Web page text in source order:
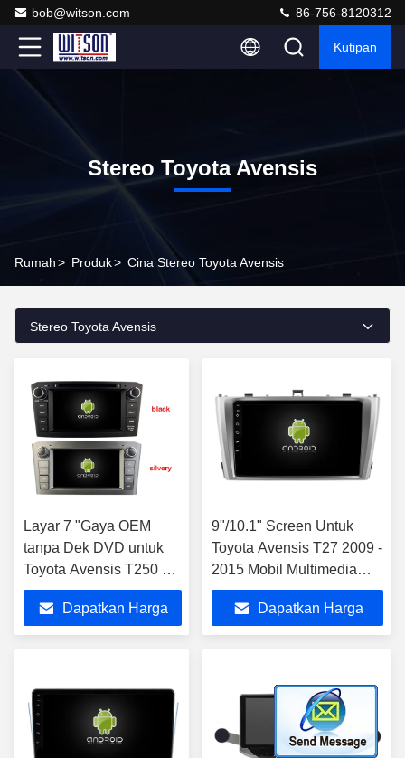
bob@witson.com 86-756-8120312
Kutipan
Stereo Toyota Avensis
Rumah> Produk> Cina Stereo Toyota Avensis
Stereo Toyota Avensis
Layar 7 "Gaya OEM
tanpa Dek DVD untuk
Toyota Avensis T250 2 II
2002-2008 Stereo
Multimedia Mobil
Dapatkan Harga
9"/10.1" Screen Untuk
Toyota Avensis T27 2009 -
2015 Mobil Multimedia
Stereo
Dapatkan Harga